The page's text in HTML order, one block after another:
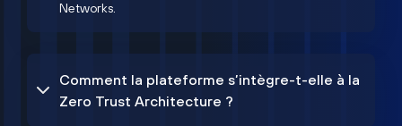
Networks.
Comment la plateforme s’intègre-t-elle à la
Zero Trust Architecture ?